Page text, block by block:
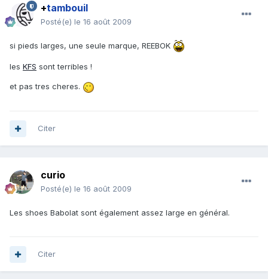
+tambouil
Posté(e) le 16 août 2009
si pieds larges, une seule marque, REEBOK
les KFS sont terribles !
et pas tres cheres.
Citer
curio
Posté(e) le 16 août 2009
Les shoes Babolat sont également assez large en général.
Citer